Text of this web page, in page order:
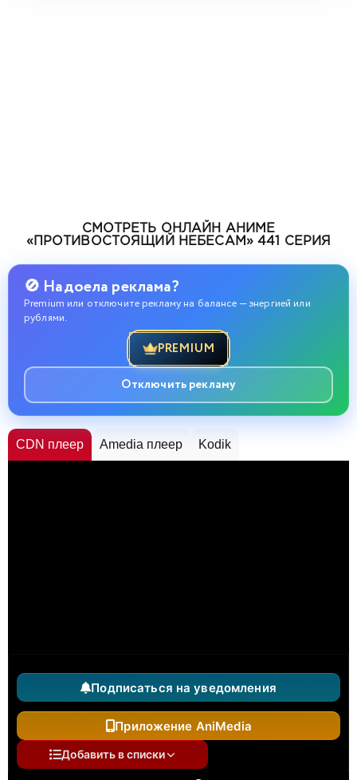
СМОТРЕТЬ ОНЛАЙН АНИМЕ
«ПРОТИВОСТОЯЩИЙ НЕБЕСАМ» 441 СЕРИЯ
🚫 Надоела реклама?
Premium или отключите рекламу на балансе — энергией или
рублями.
PREMIUM
Отключить рекламу
CDN плеер Amedia плеер Kodik
Подписаться на уведомления
Приложение AniMedia
Добавить в списки